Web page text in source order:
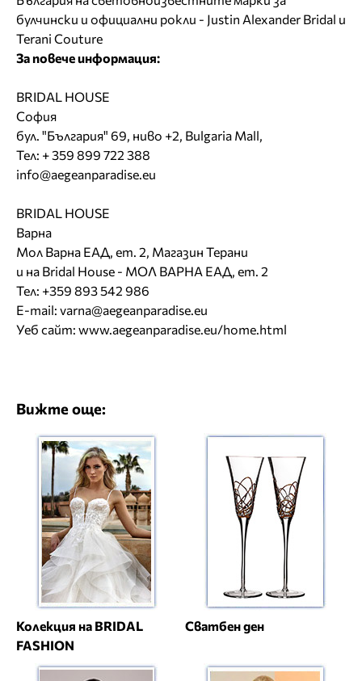
булчински и официални рокли - Justin Alexander Bridal и
Terani Couture
За повече информация:
BRIDAL HOUSE
София
бул. "България" 69, ниво +2, Bulgaria Mall,
Тел: + 359 899 722 388
info@aegeanparadise.eu
BRIDAL HOUSE
Варна
Мол Варна ЕАД, ет. 2, Магазин Терани
и на Bridal House - МОЛ ВАРНА ЕАД, ет. 2
Тел: +359 893 542 986
E-mail: varna@aegeanparadise.eu
Уеб сайт: www.aegeanparadise.eu/home.html
Вижте още:
Колекция на BRIDAL
FASHION
Сватбен ден